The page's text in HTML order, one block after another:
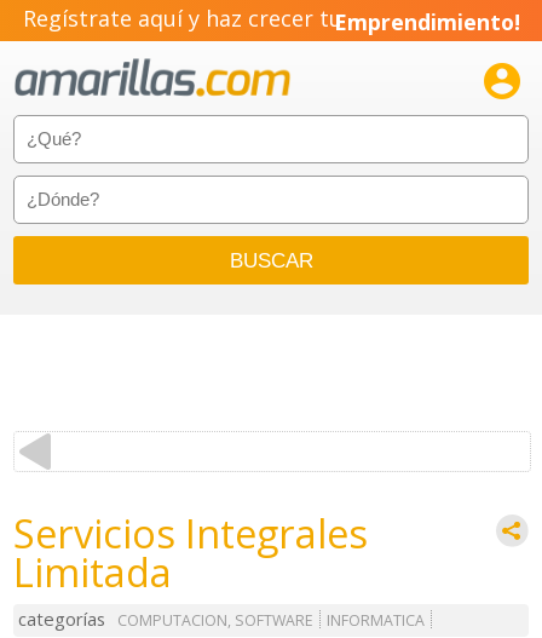
Regístrate aquí y haz crecer tuEmprendimiento!

Servicios Integrales
Limitada
categorías COMPUTACION, SOFTWARE
INFORMATICA